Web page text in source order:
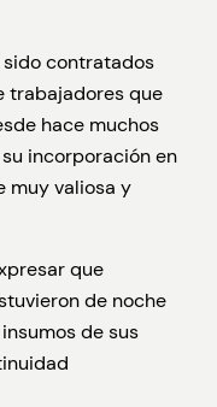
sido contratados
trabajadores que
hace muchos
incorporación en
muy valiosa y
que
de noche
de sus